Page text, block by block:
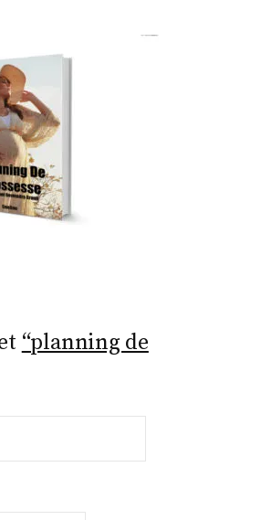
“planning de